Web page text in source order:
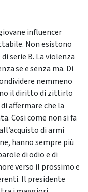
influencer
Non esistono
serie B. La violenza
se e senza ma. Di
nemmeno
il diritto di zittirlo
affermare che la
Cosi come non si fa
di armi
hanno sempre più
di odio e di
verso il prossimo e
Il presidente